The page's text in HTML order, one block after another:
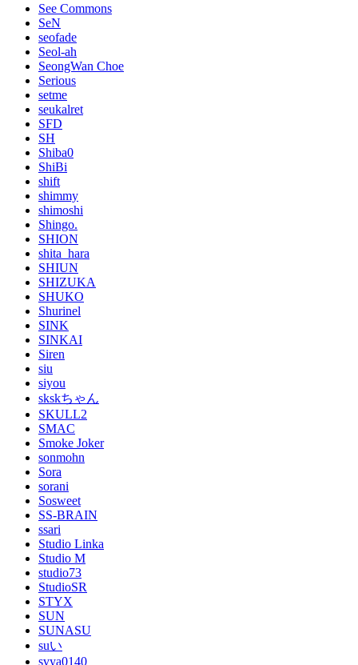
See Commons
SeN
seofade
Seol-ah
SeongWan Choe
Serious
setme
seukalret
SFD
SH
Shiba0
ShiBi
shift
shimmy
shimoshi
Shingo.
SHION
shita_hara
SHIUN
SHIZUKA
SHUKO
Shurinel
SINK
SINKAI
Siren
siu
siyou
skskちゃん
SKULL2
SMAC
Smoke Joker
sonmohn
Sora
sorani
Sosweet
SS-BRAIN
ssari
Studio Linka
Studio M
studio73
StudioSR
STYX
SUN
SUNASU
suい
svya0140